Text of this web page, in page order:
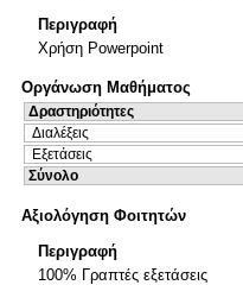
Περιγραφή
Χρήση Powerpoint
Οργάνωση Μαθήματος
Δραστηριότητες
Διαλέξεις
Εξετάσεις
Σύνολο
Αξιολόγηση Φοιτητών
Περιγραφή
100% Γραπτές εξετάσεις